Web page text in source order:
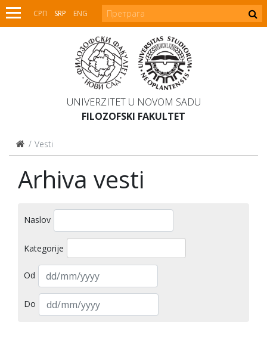
СРП SRP ENG
UNIVERZITET U NOVOM SADU
FILOZOFSKI FAKULTET
Vesti
Arhiva vesti
Naslov
Kategorije
Od
Do